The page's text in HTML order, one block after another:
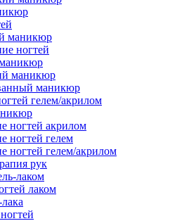
маникюр
ногтей
маникюр
маникюр
гелем/акрилом
ногтей акрилом
ногтей гелем
ногтей гелем/акрилом
рук
лаком
лаком